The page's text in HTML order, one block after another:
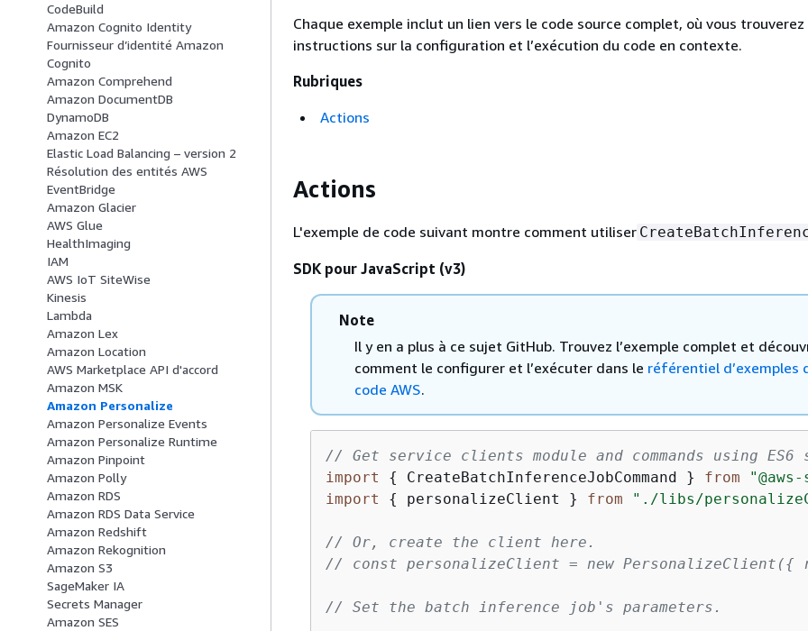
CodeBuild
Amazon Cognito Identity
Fournisseur d’identité Amazon
Cognito
Amazon Comprehend
Amazon DocumentDB
DynamoDB
Amazon EC2
Elastic Load Balancing – version 2
Résolution des entités AWS
EventBridge
Amazon Glacier
AWS Glue
HealthImaging
IAM
AWS IoT SiteWise
Kinesis
Lambda
Amazon Lex
Amazon Location
AWS Marketplace API d'accord
Amazon MSK
Amazon Personalize
Amazon Personalize Events
Amazon Personalize Runtime
Amazon Pinpoint
Amazon Polly
Amazon RDS
Amazon RDS Data Service
Amazon Redshift
Amazon Rekognition
Amazon S3
SageMaker IA
Secrets Manager
Amazon SES
Chaque exemple inclut un lien vers le code source complet, où vous trouverez
instructions sur la configuration et l’exécution du code en contexte.
Rubriques
Actions
Actions
L'exemple de code suivant montre comment utiliser
SDK pour JavaScript (v3)
Note
Il y en a plus à ce sujet GitHub. Trouvez l’exemple complet et
comment le configurer et l’exécuter dans le référentiel d’exemples
code AWS.
// Get service clients module and commands using ES6
import
{ CreateBatchInferenceJobCommand } from
import
{ personalizeClient } from "./libs/
// Or, create the client here.
// const personalizeClient = new PersonalizeClient({
// Set the batch inference job's parameters.